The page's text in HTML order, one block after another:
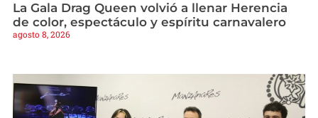
La Gala Drag Queen volvió a llenar Herencia
de color, espectáculo y espíritu carnavalero
agosto 8, 2026